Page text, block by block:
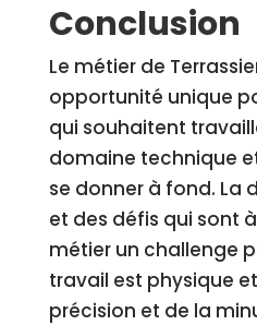
Conclusion
Le métier de
opportunité unique
qui souhaitent
domaine technique
se donner à fond. La
et des défis qui sont
métier un challenge
travail est physique
précision et de la